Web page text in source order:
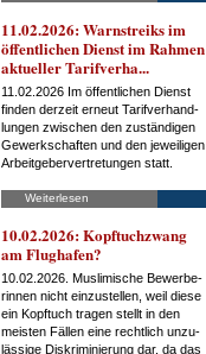
11.02.2026: Warn­streiks im
öf­fent­li­chen Dienst im Rah­men
ak­tu­el­ler Ta­rif­ver­ha...
11.02.2026 Im öf­fent­li­chen Dienst
fin­den der­zeit er­neut Ta­rif­ver­hand­
lun­gen zwi­schen den zu­stän­di­gen
Ge­werk­schaf­ten und den je­wei­li­gen
Ar­beit­ge­ber­ver­tre­tun­gen statt.
Weiterlesen
10.02.2026: Kopf­tuch­zwang
am Flug­ha­fen?
10.02.2026. Mus­li­mi­sche Be­wer­be­
rin­nen nicht ein­zu­stel­len, weil die­se
ein Kopf­tuch tra­gen stellt in den
meis­ten Fäl­len ei­ne recht­lich un­zu­
läs­si­ge Dis­kri­mi­nie­rung dar, da das